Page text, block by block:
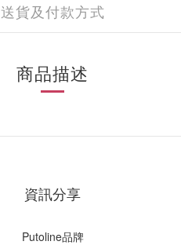
送貨及付款方式
商品描述
資訊分享
Putoline品牌